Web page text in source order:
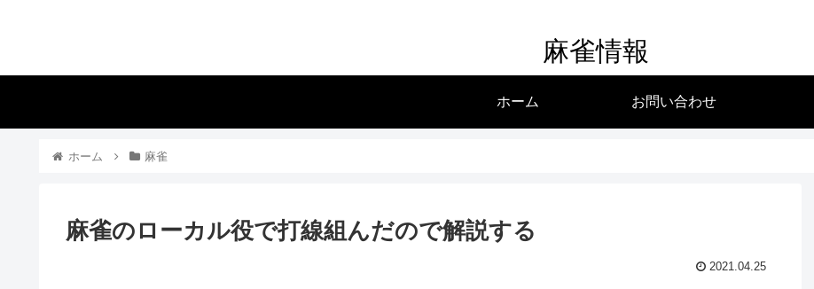
麻雀情報
ホーム お問い合わせ
ホーム 麻雀
麻雀のローカル役で打線組んだので解説する
2021.04.25